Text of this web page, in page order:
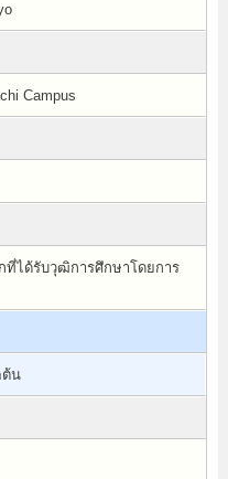
Campus
ได้รับวุฒิการศึกษาโดยการ
ต้น